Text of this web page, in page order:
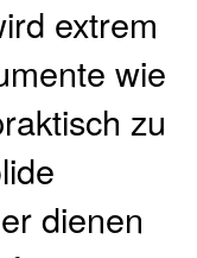
extrem
wie
zu
dienen